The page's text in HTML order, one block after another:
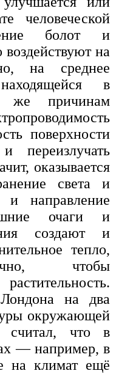
человеческой
болот и
на
на среднее
в
же причинам
поверхности
переизлучать
оказывается
света и
и направление
очаги и
создают и
тепло,
чтобы
на два
окружающей
считал, что в
— например, в
на климат ещё